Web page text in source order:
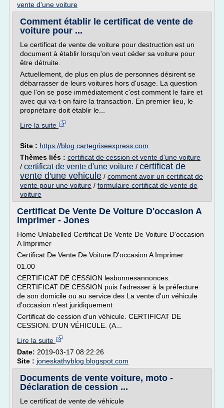
vente d'une voiture
Comment établir le certificat de vente de
voiture pour ...
Le certificat de vente de voiture pour destruction est un
document à établir lorsqu'on veut céder sa voiture pour
être détruite.
Actuellement, de plus en plus de personnes désirent se
débarrasser de leurs voitures hors d'usage. La question
que l'on se pose immédiatement c'est comment le faire et
avec qui va-t-on faire la transaction. En premier lieu, le
propriétaire doit établir le...
Lire la suite
Site : https://blog.cartegriseexpress.com
Thèmes liés : certificat de cession et vente d'une voiture
/ certificat de vente d'une voiture / certificat de
vente d'une vehicule / comment avoir un certificat de
vente pour une voiture / formulaire certificat de vente de
voiture
Certificat De Vente De Voiture D'occasion A
Imprimer - Jones
Home Unlabelled Certificat De Vente De Voiture D'occasion
A Imprimer
Certificat De Vente De Voiture D'occasion A Imprimer
01.00
CERTIFICAT DE CESSION lesbonnesannonces.
CERTIFICAT DE CESSION puis l'adresser à la préfecture
de son domicile ou au service des La vente d'un véhicule
d'occasion n'est juridiquement
Certificat de cession d'un véhicule. CERTIFICAT DE
CESSION. D'UN VÉHICULE. (A...
Lire la suite
Date: 2019-03-17 08:22:26
Site : joneskathyblog.blogspot.com
Documents de vente voiture, moto -
Déclaration de cession ...
Le certificat de vente de véhicule